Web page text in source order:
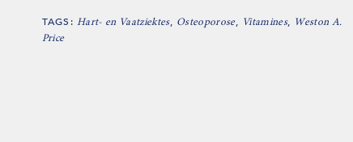
TAGS:Hart- en Vaatziektes, Osteoporose, Vitamines,
Weston A.
Price